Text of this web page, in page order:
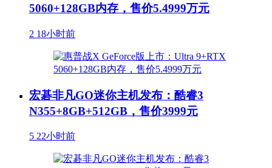
5060+128GB内存，售价5.4999万元
2 18小时前
宏碁非凡GO迷你主机发布：酷睿3
N355+8GB+512GB，售价3999元
5 22小时前